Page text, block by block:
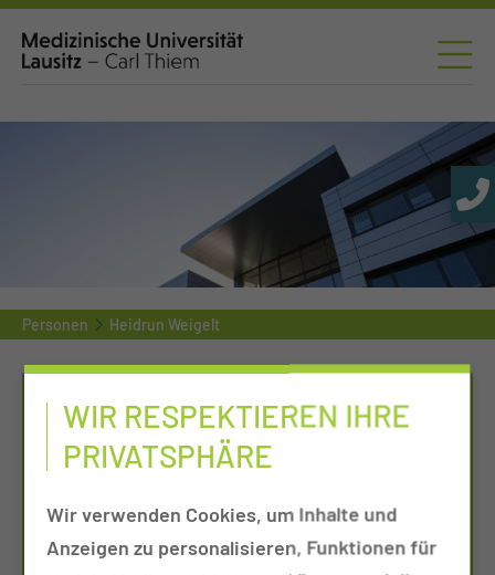
Personen Heidrun Weigelt
WIR RESPEKTIEREN IHRE
PRIVATSPHÄRE
Wir verwenden Cookies, um Inhalte und
Anzeigen zu personalisieren, Funktionen für